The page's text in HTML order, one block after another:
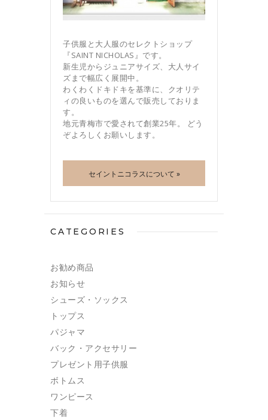
子供服と大人服のセレクトショップ
『SAINT NICHOLAS』です。
新生児からジュニアサイズ、大人サイ
ズまで幅広く展開中。
わくわくドキドキを基準に、クオリテ
ィの良いものを選んで販売しておりま
す。
地元青梅市で愛されて創業25年。 どう
ぞよろしくお願いします。
セイントニコラスについて »
CATEGORIES
お勧め商品
お知らせ
シューズ・ソックス
トップス
パジャマ
バック・アクセサリー
プレゼント用子供服
ボトムス
ワンピース
下着